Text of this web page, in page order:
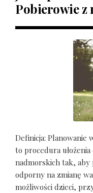
Pobierowie z
Definicja: Planowanie
to procedura
nadmorskich tak, aby
odporny na zmianę
możliwości dzieci,